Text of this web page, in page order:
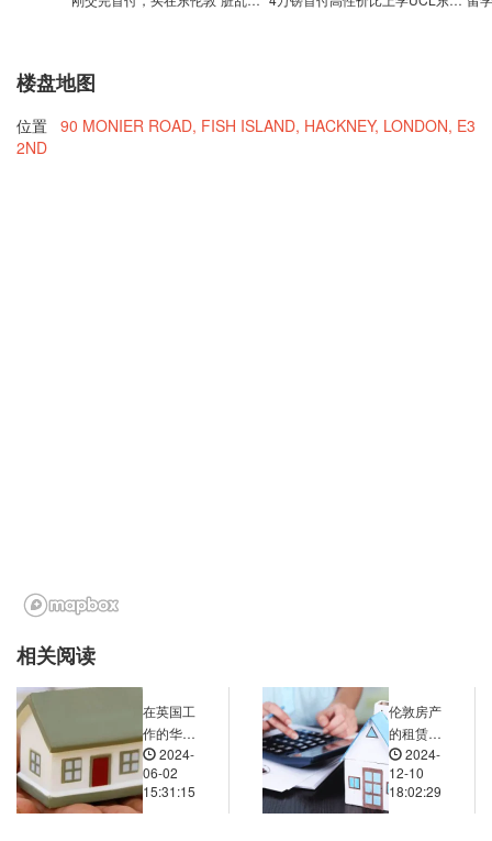
楼盘地图
位置 90 MONIER ROAD, FISH ISLAND, HACKNEY, LONDON, E3
2ND
相关阅读
在英国工
作的华人
在英国买
房能贷款
吗？
2024-
06-02
15:31:15
伦敦房产
的租赁市
场对买房
置业有什
么影响？
2024-
12-10
18:02:29